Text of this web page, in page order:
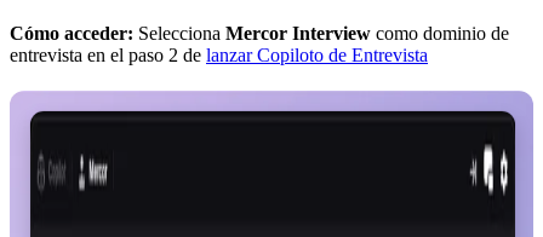
Cómo acceder: Selecciona Mercor Interview como dominio de
entrevista en el paso 2 de lanzar Copiloto de Entrevista